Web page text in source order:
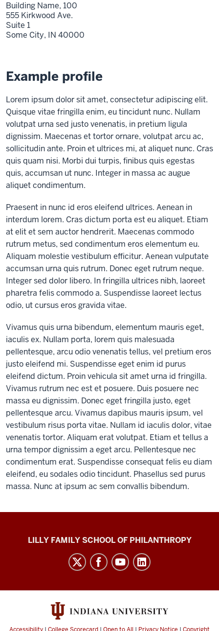
Building Name, 100
555 Kirkwood Ave.
Suite 1
Some City, IN 40000
Example profile
Lorem ipsum dolor sit amet, consectetur adipiscing elit.
Quisque vitae fringilla enim, eu tincidunt nunc. Nullam
volutpat urna sed justo venenatis, in pretium ligula
dignissim. Maecenas et tortor ornare, volutpat arcu ac,
sollicitudin ante. Proin et ultrices mi, at aliquet nunc. Cras
quis quam nisi. Morbi dui turpis, finibus quis egestas
quis, accumsan ut nunc. Integer in massa ac augue
aliquet condimentum.
Praesent in nunc id eros eleifend ultrices. Aenean in
interdum lorem. Cras dictum porta est eu aliquet. Etiam
at elit et sem auctor hendrerit. Maecenas commodo
rutrum metus, sed condimentum eros elementum eu.
Aliquam molestie vestibulum efficitur. Aenean vulputate
accumsan urna quis rutrum. Donec eget rutrum neque.
Integer sed dolor libero. In fringilla ultrices nibh, laoreet
pharetra felis commodo a. Suspendisse laoreet lectus
odio, ut cursus eros gravida vitae.
Vivamus quis urna bibendum, elementum mauris eget,
iaculis ex. Nullam porta, lorem quis malesuada
pellentesque, arcu odio venenatis tellus, vel pretium eros
justo eleifend mi. Suspendisse eget enim id purus
eleifend dictum. Proin vehicula sit amet urna id fringilla.
Vivamus rutrum nec est et posuere. Duis posuere nec
massa eu dignissim. Donec eget fringilla justo, eget
pellentesque arcu. Vivamus dapibus mauris ipsum, vel
vestibulum risus porta vitae. Nullam id iaculis dolor, vitae
venenatis tortor. Aliquam erat volutpat. Etiam et tellus a
urna tempor dignissim a eget arcu. Pellentesque nec
condimentum erat. Suspendisse consequat felis eu diam
eleifend, eu sodales odio tincidunt. Phasellus sed purus
massa. Nunc at ipsum ac sem convallis bibendum.
Million
media
channels
LILLY FAMILY SCHOOL OF PHILANTHROPY